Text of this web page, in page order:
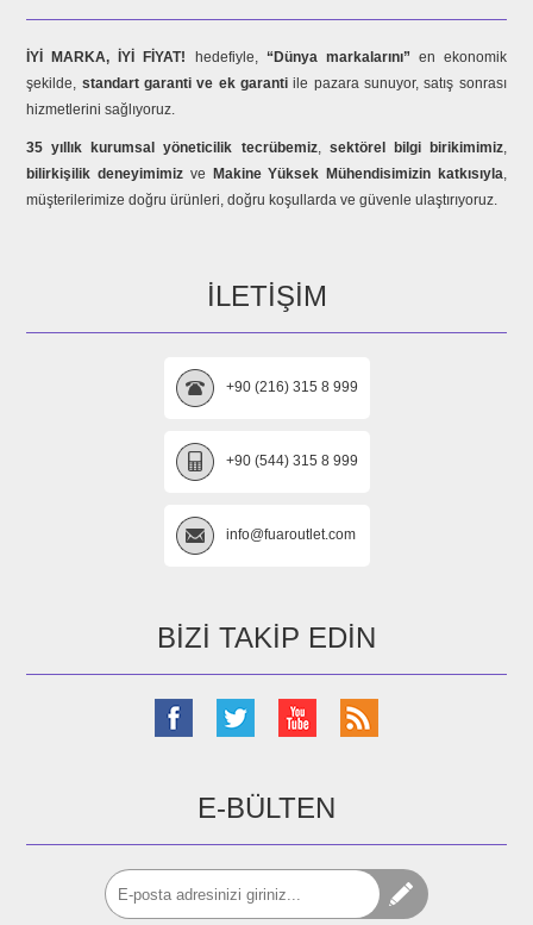
İYİ MARKA, İYİ FİYAT! hedefiyle, “Dünya markalarını” en ekonomik
şekilde, standart garanti ve ek garanti ile pazara sunuyor, satış sonrası
hizmetlerini sağlıyoruz.
35 yıllık kurumsal yöneticilik tecrübemiz, sektörel bilgi birikimimiz,
bilirkişilik deneyimimiz ve Makine Yüksek Mühendisimizin katkısıyla,
müşterilerimize doğru ürünleri, doğru koşullarda ve güvenle ulaştırıyoruz.
İLETIŞIM
+90 (216) 315 8 999
+90 (544) 315 8 999
info@fuaroutlet.com
BIZI TAKIP EDIN
E-BÜLTEN